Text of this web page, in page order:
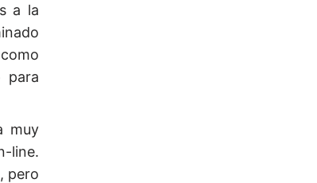
a la
para
muy
line.
pero